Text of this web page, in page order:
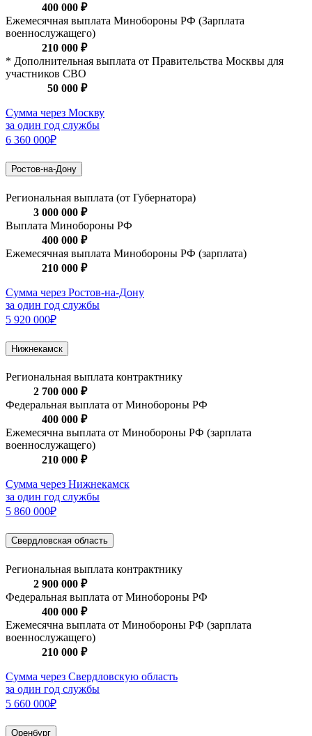
400 000 ₽
Ежемесячная выплата Минобороны РФ (Зарплата
военнослужащего)
210 000 ₽
* Дополнительная выплата от Правительства Москвы для
участников СВО
50 000 ₽
Сумма через Москву
за один год службы
6 360 000₽
Ростов-на-Дону
Региональная выплата (от Губернатора)
3 000 000 ₽
Выплата Минобороны РФ
400 000 ₽
Ежемесячная выплата Минобороны РФ (зарплата)
210 000 ₽
Сумма через Ростов-на-Дону
за один год службы
5 920 000₽
Нижнекамск
Региональная выплата контрактнику
2 700 000 ₽
Федеральная выплата от Минобороны РФ
400 000 ₽
Ежемесячна выплата от Минобороны РФ (зарплата
военнослужащего)
210 000 ₽
Сумма через Нижнекамск
за один год службы
5 860 000₽
Свердловская область
Региональная выплата контрактнику
2 900 000 ₽
Федеральная выплата от Минобороны РФ
400 000 ₽
Ежемесячна выплата от Минобороны РФ (зарплата
военнослужащего)
210 000 ₽
Сумма через Свердловскую область
за один год службы
5 660 000₽
Оренбург